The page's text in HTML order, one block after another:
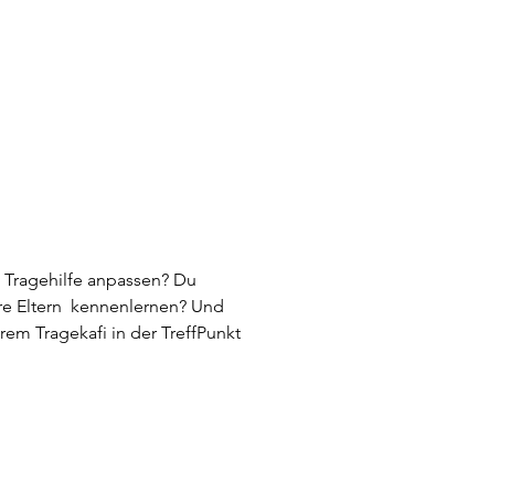
anpassen? Du
Eltern  kennenlernen? Und
Tragekafi in der TreffPunkt